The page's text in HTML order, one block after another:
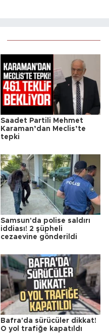
Saadet Partili Mehmet
Karaman’dan Meclis’te
tepki
Samsun'da polise saldırı
iddiası! 2 şüpheli
cezaevine gönderildi
Bafra'da sürücüler dikkat!
O yol trafiğe kapatıldı